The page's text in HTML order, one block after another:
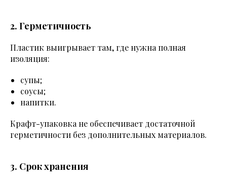
2. Герметичность
Пластик выигрывает там, где нужна полная
изоляция:
супы;
соусы;
напитки.
Крафт-упаковка не обеспечивает достаточной
герметичности без дополнительных материалов.
3. Срок хранения